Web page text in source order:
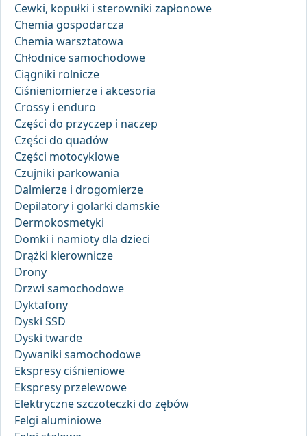
Cewki, kopułki i sterowniki zapłonowe
Chemia gospodarcza
Chemia warsztatowa
Chłodnice samochodowe
Ciągniki rolnicze
Ciśnieniomierze i akcesoria
Crossy i enduro
Części do przyczep i naczep
Części do quadów
Części motocyklowe
Czujniki parkowania
Dalmierze i drogomierze
Depilatory i golarki damskie
Dermokosmetyki
Domki i namioty dla dzieci
Drążki kierownicze
Drony
Drzwi samochodowe
Dyktafony
Dyski SSD
Dyski twarde
Dywaniki samochodowe
Ekspresy ciśnieniowe
Ekspresy przelewowe
Elektryczne szczoteczki do zębów
Felgi aluminiowe